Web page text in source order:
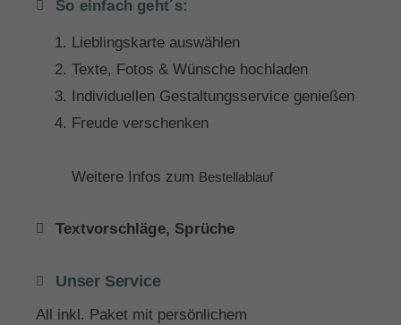
So einfach geht´s:
Lieblingskarte auswählen
Texte, Fotos & Wünsche hochladen
Individuellen Gestaltungsservice genießen
Freude verschenken
Weitere Infos zum Bestellablauf
Textvorschläge, Sprüche
Unser Service
All inkl. Paket mit persönlichem